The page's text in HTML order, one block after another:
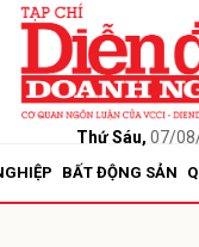
Thứ Sáu, 07/
BẤT ĐỘNG SẢN